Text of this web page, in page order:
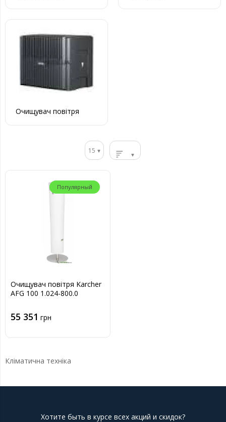
Очищувач повітря
15
Популярный
Очищувач повітря Karcher
AFG 100 1.024-800.0
55 351 грн
Кліматична техніка
Хотите быть в курсе всех акций и скидок?